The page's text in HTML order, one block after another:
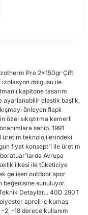
Pro 2x150gr Çift
dolgusu ile
kapitone tasarım
ayarlanabilir elastik başlık,
önleyen flaplı
özel sıkıştırma kemerli
sahip. 1991
üretim teknolojilerindeki
fiyat konsept'i ile üretim
Avrupa
ilkesi ile tüketiciye
gelişen outdoor spor
beğenisine sunuluyor.
Detaylar... 40D 290T
apreli iç kumaş
-18 derece kullanım